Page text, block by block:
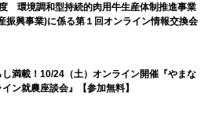
環境調和型持続的肉用牛生産体制推進事業
振興事業)に係る第１回オンライン情報交換会
し満載！10/24（土）オンライン開催『やまな
イン就農座談会』【参加無料】